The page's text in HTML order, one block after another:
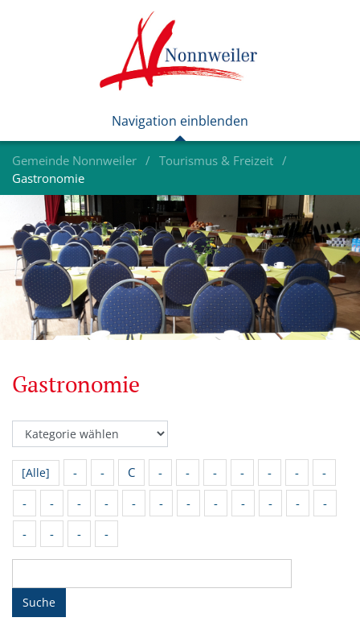
Gemeinde Nonnweiler
Tourismus & Freizeit
Gastronomie
Gastronomie
[Alle] - - C - - - - - -
-
-
- - - - - - - - - -
-
-
- - -
Suche